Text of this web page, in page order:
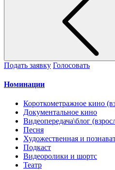
Подать заявку Голосовать
Номинации
Короткометражное кино
Документальное кино
Видеопередача\блог
Песня
Художественная и
Подкаст
Видеоролики и шортс
Театр